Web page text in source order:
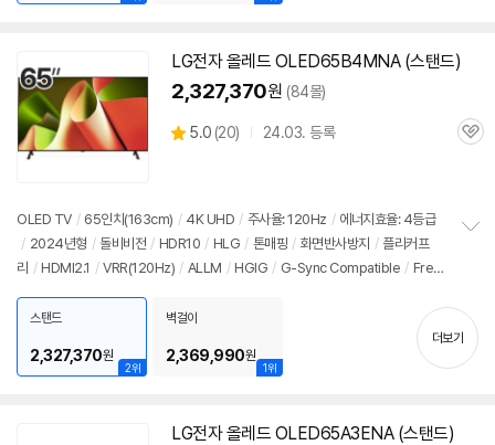
LG전자올레드 OLED65B4MNA (스탠드)
2,327,370원 (84몰)
별
5.0 (상
20) 24.03. 등록
관
OLED TV / 65인치 (163cm) / 4K UHD / 주사율: 120Hz / 에너지효율: 4등급
/ 2024년형 / 돌비비전 / HDR10 / HLG / 톤매핑 / 화면반사방지 / 플리커프
리 / HDMI2.1 / VRR(120Hz) / ALLM / HGIG / G-Sync Compatible / Free
기
2위
스탠드
2,327,370원
1위
벽걸이
2,369,990원
더보기
LG전자올레드 OLED65A3ENA (스탠드)